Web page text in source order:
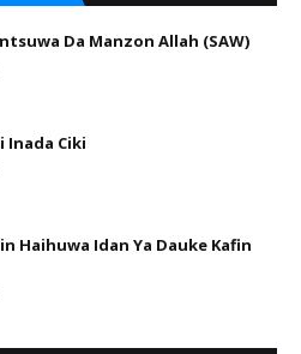
Da Manzon Allah (SAW)
Inada Ciki
Haihuwa Idan Ya Dauke Kafin